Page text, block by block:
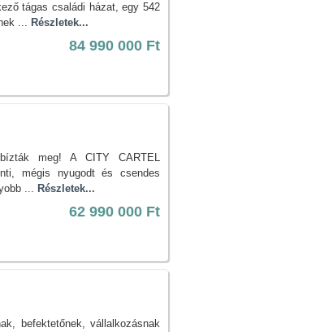
tágas családi házat, egy 542
... Részletek...
84 990 000 Ft
meg! A CITY CARTEL
mégis nyugodt és csendes
... Részletek...
62 990 000 Ft
befektetőnek, vállalkozásnak